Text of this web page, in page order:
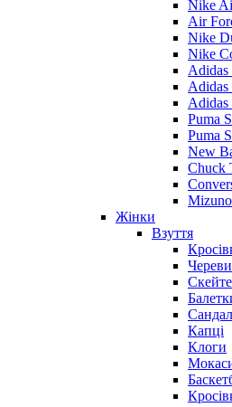
Nike
Air
Nike
Nike
Adidas
Adidas
Adidas
Puma
Puma
New
Chuck
Жінки
Взуття
Капці
Клоги